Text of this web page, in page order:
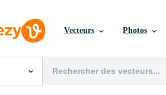
Vecteurs Photos